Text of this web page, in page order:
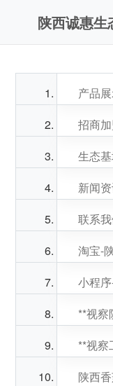
陕西诚惠生
产品
招商
生态
新闻
联系
淘宝-
小程
**视察
**视察
陕西